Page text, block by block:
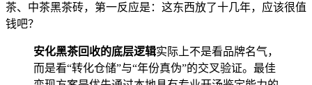
茶、中茶黑茶砖，第一反应是：这东西放了十几年，应该很值
钱吧？
安化黑茶回收的底层逻辑实际上不是看品牌名气，
而是看“转化仓储”与“年份真伪”的交叉验证。最佳